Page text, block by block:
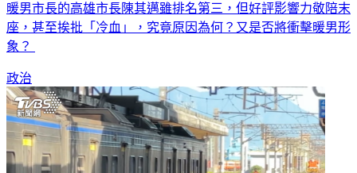
暖男市長的高雄市長陳其邁雖排名第三，但好評影響力敬陪末
座，甚至挨批「冷血」，究竟原因為何？又是否將衝擊暖男形
象？
政治